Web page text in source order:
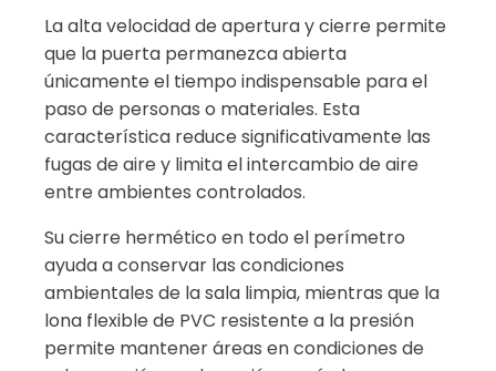
La alta velocidad de apertura y cierre permite
que la puerta permanezca abierta
únicamente el tiempo indispensable para el
paso de personas o materiales. Esta
característica reduce significativamente las
fugas de aire y limita el intercambio de aire
entre ambientes controlados.
Su cierre hermético en todo el perímetro
ayuda a conservar las condiciones
ambientales de la sala limpia, mientras que la
lona flexible de PVC resistente a la presión
permite mantener áreas en condiciones de